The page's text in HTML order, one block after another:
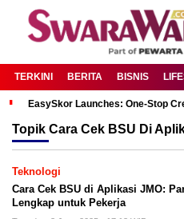
TERKINI BERITA BISNIS
EasySkor Launches: One-Stop
Topik Cara Cek BSU Di
Teknologi
Cara Cek BSU di Aplikasi JMO:
Lengkap untuk Pekerja